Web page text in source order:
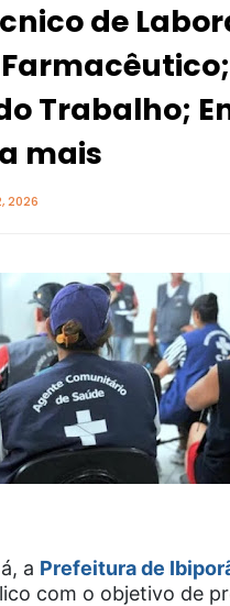
de
Trabalho;
mais
2026
a Prefeitura de
com o objetivo de